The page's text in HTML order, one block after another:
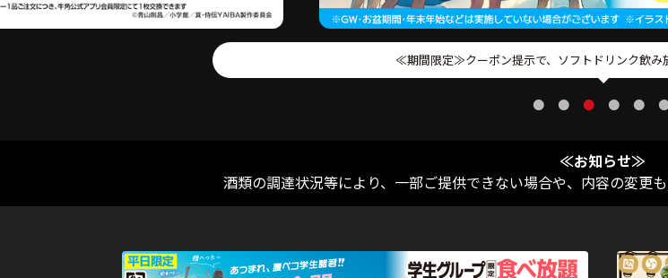
2日前までのご予約でお得！焼肉宴会
≪お知らせ≫
酒類の調達状況等により、一部ご提供できない場合や、内容の変更